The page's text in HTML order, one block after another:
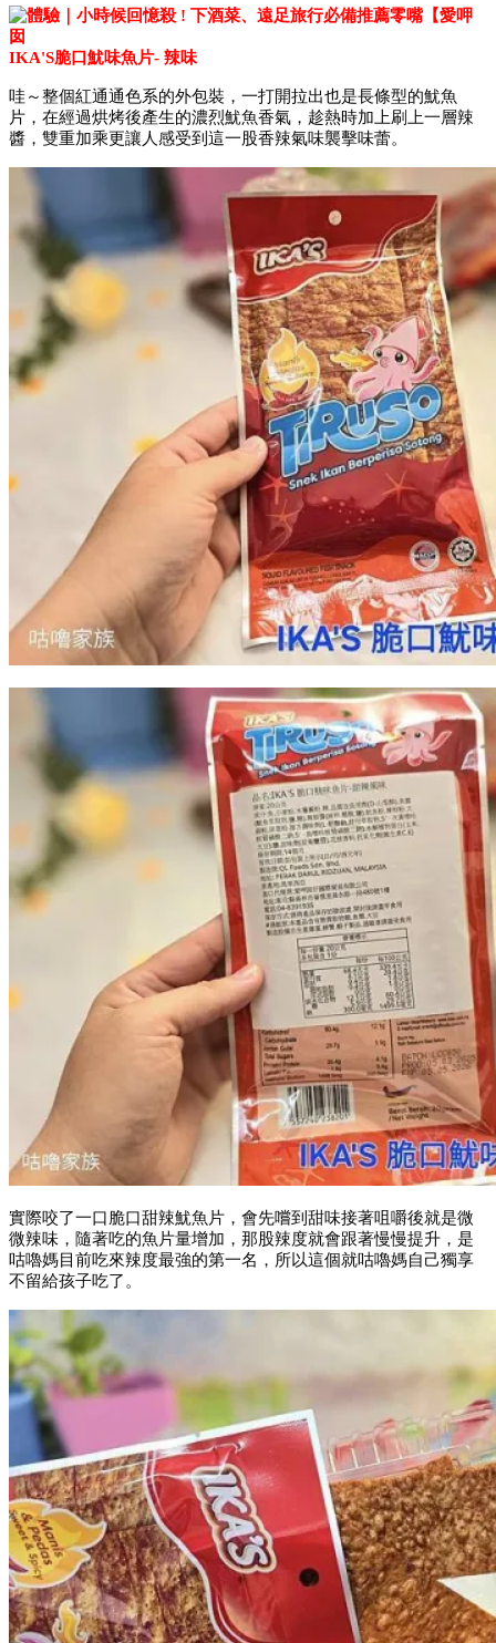
IKA'S脆口魷味魚片- 辣味
哇～整個紅通通色系的外包裝，一打開拉出也是長條型的魷魚
片，在經過烘烤後產生的濃烈魷魚香氣，趁熱時加上刷上一層辣
醬，雙重加乘更讓人感受到這一股香辣氣味襲擊味蕾。
實際咬了一口脆口甜辣魷魚片，會先嚐到甜味接著咀嚼後就是微
微辣味，隨著吃的魚片量增加，那股辣度就會跟著慢慢提升，是
咕嚕媽目前吃來辣度最強的第一名，所以這個就咕嚕媽自己獨享
不留給孩子吃了。